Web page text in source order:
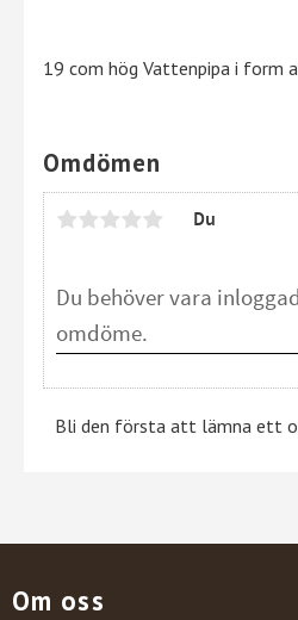
19 com hög Vattenpipa i form
Omdömen
Du
Bli den första att lämna ett
Om oss